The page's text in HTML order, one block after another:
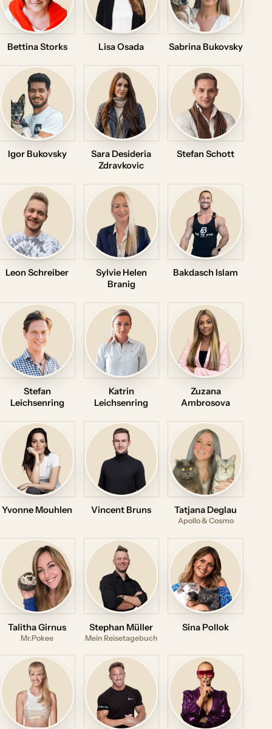
Bettina Storks Lisa Osada Sabrina Bukovsky
Igor Bukovsky
Sara Desideria
Zdravkovic
Stefan Schott
Leon Schreiber
Sylvie Helen
Branig
Bakdasch Islam
Stefan
Leichsenring
Katrin
Leichsenring
Zuzana
Ambrosova
Yvonne Mouhlen Vincent Bruns Tatjana Deglau
Apollo & Cosmo
Talitha Girnus
Mr.Pokee
Stephan Müller
Mein Reisetagebuch
Sina Pollok